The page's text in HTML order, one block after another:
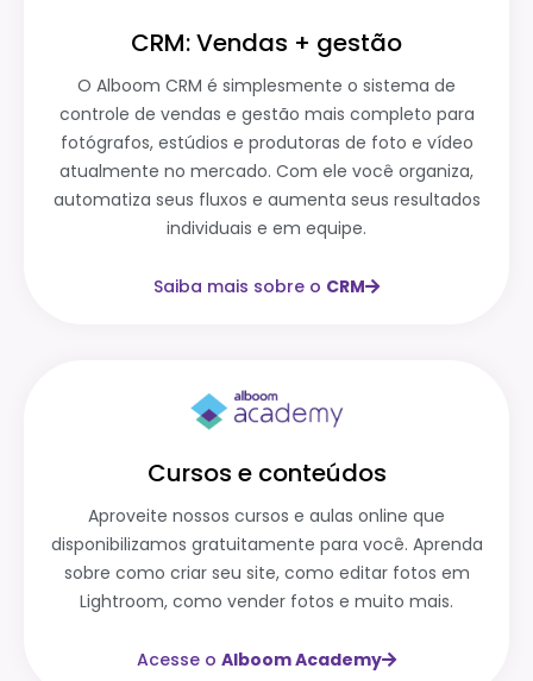
CRM: Vendas + gestão
O Alboom CRM é simplesmente o sistema de
controle de vendas e gestão mais completo para
fotógrafos, estúdios e produtoras de foto e vídeo
atualmente no mercado. Com ele você organiza,
automatiza seus fluxos e aumenta seus resultados
individuais e em equipe.
Saiba mais sobre o CRM
Cursos e conteúdos
Aproveite nossos cursos e aulas online que
disponibilizamos gratuitamente para você. Aprenda
sobre como criar seu site, como editar fotos em
Lightroom, como vender fotos e muito mais.
Acesse o Alboom Academy